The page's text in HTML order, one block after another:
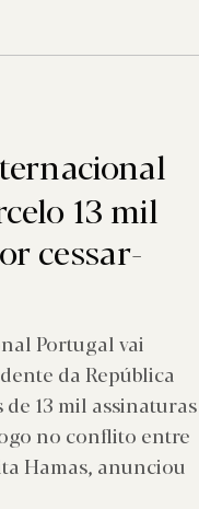
13 mil
cessar-
Portugal vai
da República
13 mil assinaturas
no conflito entre
Hamas, anunciou